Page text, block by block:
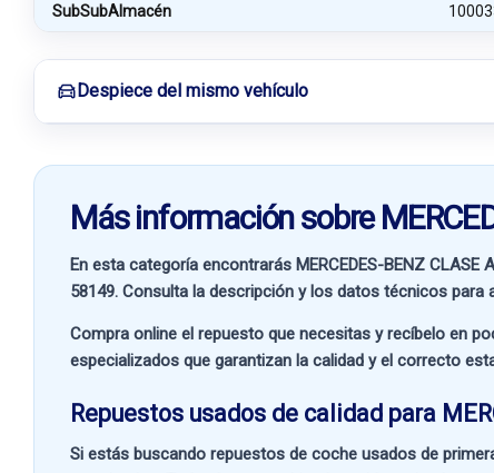
SubSubAlmacén
Despiece del mismo vehículo
Más información sobre
En esta categoría encontrarás MERCEDES-BENZ CLASE
58149. Consulta la descripción y los datos técnicos para
Compra online el repuesto que necesitas y recíbelo en
especializados que garantizan la calidad y el correcto
Repuestos usados de calidad para
Si estás buscando repuestos de coche usados de